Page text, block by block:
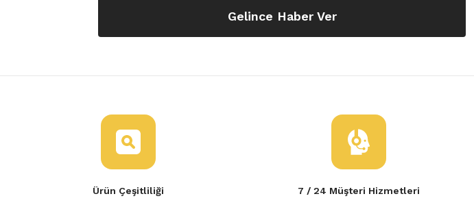
Gelince Haber Ver
Ürün Çeşitliliği 7 / 24 Müşteri Hizmetleri